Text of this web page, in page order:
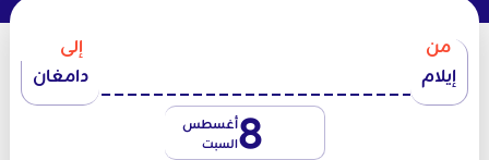
من
إيلام
إلى
دامغان
8أغسطس
السبت